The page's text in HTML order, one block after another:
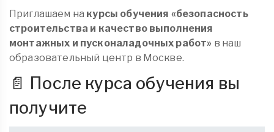
Приглашаем на курсы обучения «безопасность
строительства и качество выполнения
монтажных и пусконаладочных работ» в наш
образовательный центр в Москве.
📄 После курса обучения вы
получите